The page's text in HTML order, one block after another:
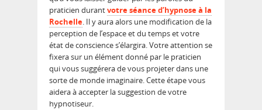
praticien durantvotre séance d’hypnose à la
Rochelle. Il y aura alors une modification de la
perception de l’espace et du temps et votre
état de conscience s’élargira. Votre attention se
fixera sur un élément donné par le praticien
qui vous suggérera de vous projeter dans une
sorte de monde imaginaire. Cette étape vous
aidera à accepter la suggestion de votre
hypnotiseur.